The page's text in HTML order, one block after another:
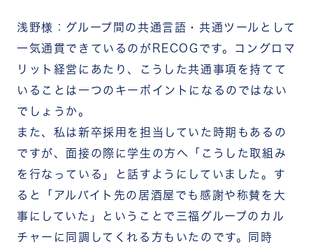
浅野様：グループ間の共通言語・共通ツールとして
一気通貫できているのがRECOGです。コングロマ
リット経営にあたり、こうした共通事項を持てて
いることは一つのキーポイントになるのではない
でしょうか。
また、私は新卒採用を担当していた時期もあるの
ですが、面接の際に学生の方へ「こうした取組み
を行なっている」と話すようにしていました。す
ると「アルバイト先の居酒屋でも感謝や称賛を大
事にしていた」ということで三福グループのカル
チャーに同調してくれる方もいたのです。同時